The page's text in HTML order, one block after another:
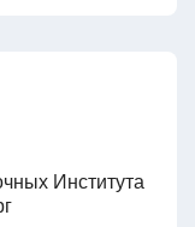
Института